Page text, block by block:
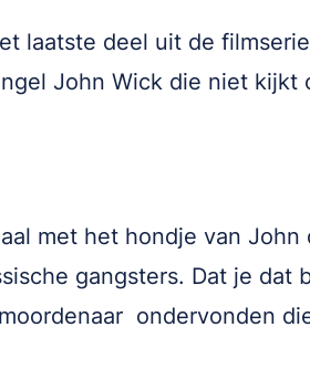
laatste deel uit de
John Wick die niet kijkt
met het hondje van John
gangsters. Dat je dat
ondervonden